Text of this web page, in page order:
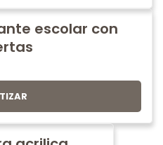
escolar con